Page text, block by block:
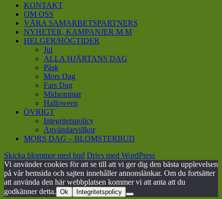
KONTAKT
OM OSS
VÅRA SAMARBETSPARTNERS
NYHETER, KAMPANJER M M
HELGER/HÖGTIDER
Jul
ALLA HJÄRTANS DAG
Påsk
Mors Dag
Fars Dag
Midsommar
Halloween
ÖVRIGT
Integritetspolicy
Användarvillkor
MORS DAG – BLOMSTERBUD
Skicka blommor med bud Drivs med WordPress
Vi använder cookies för att se till att vi ger dig den bästa upplevelsen
på vår hemsida och sajten innehåller annonslänkar. Om du fortsätter
att använda den här webbplatsen kommer vi att anta att du
godkänner detta. Ok Integritetspolicy